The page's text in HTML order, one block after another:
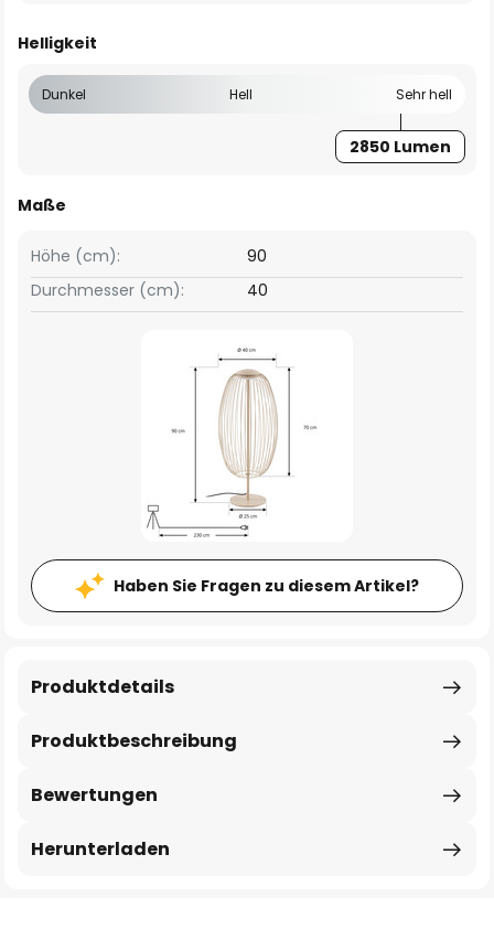
Helligkeit
Dunkel Hell Sehr hell
2850 Lumen
Maße
Höhe (cm):
90
Durchmesser (cm):
40
Haben Sie Fragen zu diesem Artikel?
Produktbeschreibung
Produktdetails
Bewertungen
Herunterladen